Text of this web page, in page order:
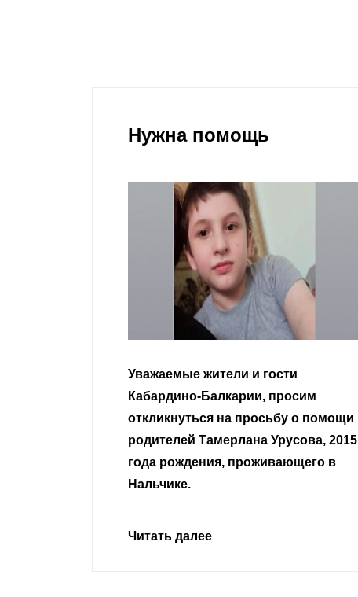
Нужна помощь
Уважаемые жители и гости
Кабардино-Балкарии, просим
откликнуться на просьбу о помощи
родителей Тамерлана Урусова, 2015
года рождения, проживающего в
Нальчике.
Читать далее